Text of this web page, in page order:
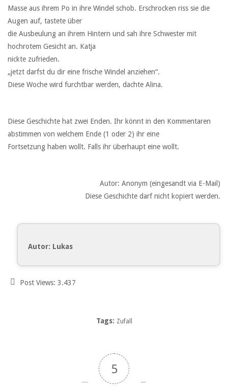
Masse aus ihrem Po in ihre Windel schob. Erschrocken riss sie die
Augen auf, tastete über
die Ausbeulung an ihrem Hintern und sah ihre Schwester mit
hochrotem Gesicht an. Katja
nickte zufrieden.
„jetzt darfst du dir eine frische Windel anziehen“.
Diese Woche wird furchtbar werden, dachte Alina.
Diese Geschichte hat zwei Enden. Ihr könnt in den Kommentaren
abstimmen von welchem Ende (1 oder 2) ihr eine
Fortsetzung haben wollt. Falls ihr überhaupt eine wollt.
Autor: Anonym (eingesandt via E-Mail)
Diese Geschichte darf nicht kopiert werden.
Autor: Lukas
Post Views: 3.437
Tags: Zufall
5